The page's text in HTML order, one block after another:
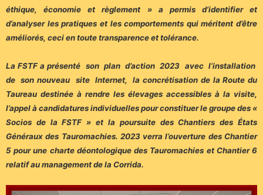
éthique, économie et règlement » a permis d’identifier et
d’analyser les pratiques et les comportements qui méritent d’être
améliorés, ceci en toute transparence et tolérance.
La FSTF a présenté son plan d’action 2023 avec l’installation
de son nouveau site Internet, la concrétisation de la Route du
Taureau destinée à rendre les élevages accessibles à la visite,
l’appel à candidatures individuelles pour constituer le groupe des «
Socios de la FSTF » et la poursuite des Chantiers des États
Généraux des Tauromachies. 2023 verra l’ouverture des Chantier
5 pour une charte déontologique des Tauromachies et Chantier 6
relatif au management de la Corrida.